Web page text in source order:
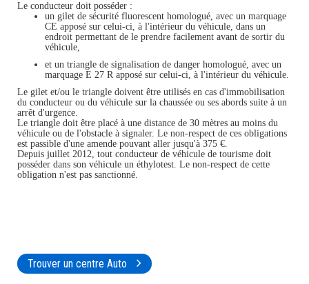
Le conducteur doit posséder :
un gilet de sécurité fluorescent homologué, avec un marquage
CE apposé sur celui-ci, à l'intérieur du véhicule, dans un
endroit permettant de le prendre facilement avant de sortir du
véhicule,
et un triangle de signalisation de danger homologué, avec un
marquage E 27 R apposé sur celui-ci, à l'intérieur du véhicule.
Le gilet et/ou le triangle doivent être utilisés en cas d'immobilisation
du conducteur ou du véhicule sur la chaussée ou ses abords suite à un
arrêt d'urgence.
Le triangle doit être placé à une distance de 30 mètres au moins du
véhicule ou de l'obstacle à signaler. Le non-respect de ces obligations
est passible d'une amende pouvant aller jusqu'à 375 €.
Depuis juillet 2012, tout conducteur de véhicule de tourisme doit
posséder dans son véhicule un éthylotest. Le non-respect de cette
obligation n'est pas sanctionné.
Trouver un centre Auto